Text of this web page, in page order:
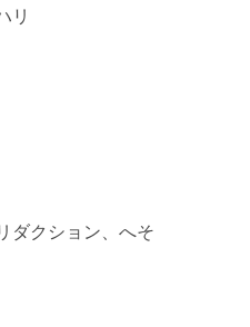
リ
ダクション、へそ